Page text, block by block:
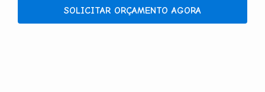
SOLICITAR ORÇAMENTO AGORA